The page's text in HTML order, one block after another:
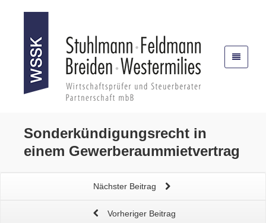
Sonderkündigungsrecht in
einem Gewerberaummietvertrag
Nächster Beitrag
Vorheriger Beitrag